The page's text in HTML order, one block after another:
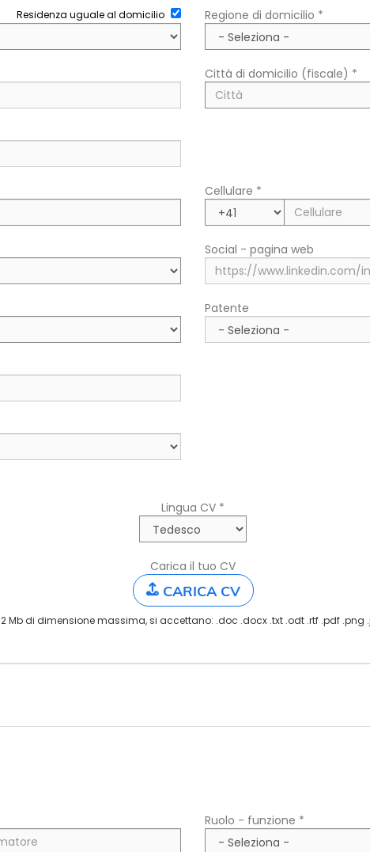
Residenza uguale al domicilio Regione di domicilio *
Città di domicilio (fiscale) *
Regione/Cantone di
Città di residenza (fiscale)
Cellulare *
Social - pagina web
Patente
Lingua CV *
Carica il tuo CV
CARICA CV
2 Mb di dimensione massima, si accettano: .doc .docx .txt .odt .rtf .pdf .png
Ruolo - funzione *